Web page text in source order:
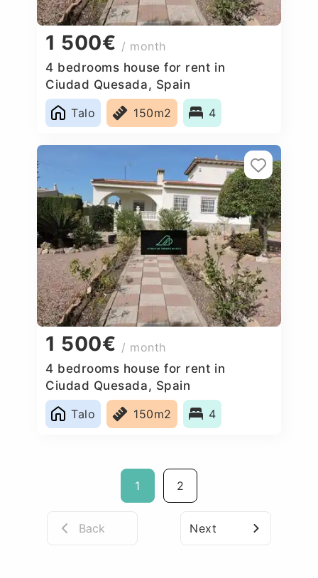
1 500€ / month
4 bedrooms house for rent in
Ciudad Quesada, Spain
Talo
150m2 4
1 500€ / month
4 bedrooms house for rent in
Ciudad Quesada, Spain
Talo
150m2 4
1 2
Back Next